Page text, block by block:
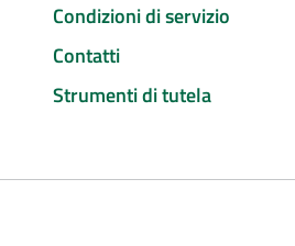
Condizioni di servizio
Contatti
Strumenti di tutela